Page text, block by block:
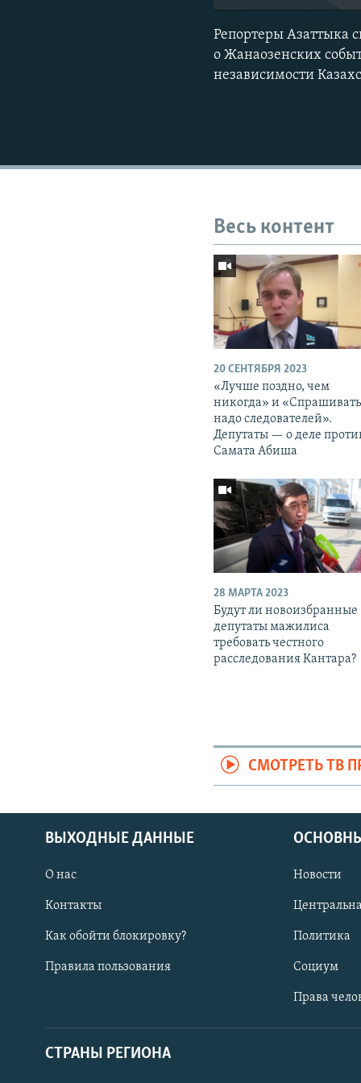
Репортеры Азаттыка
о Жанаозенских
независимости
Весь контент
20 СЕНТЯБРЯ 2023
«Лучше поздно, чем
никогда» и «Спрашивать
надо следователей».
Депутаты — о деле
Самата Абиша
28 МАРТА 2023
Будут ли новоизбранные
депутаты мажилиса
требовать честного
расследования Кантара?
СМОТРЕТЬ ТВ
ВЫХОДНЫЕ ДАННЫЕ
О нас
Контакты
Как обойти блокировку?
Правила пользования
Новости
Политика
Социум
Права
СТРАНЫ РЕГИОНА